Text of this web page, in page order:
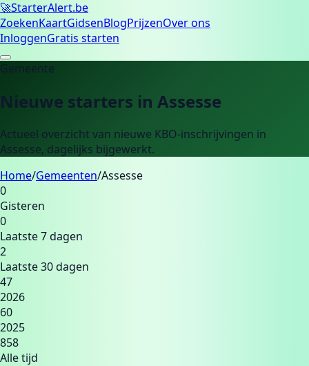
🚀StarterAlert.be
ZoekenKaartGidsenBlogPrijzenOver ons
InloggenGratis starten
Gemeente
Nieuwe starters in Assesse
Actueel overzicht van nieuwe KBO-inschrijvingen in
Assesse, dagelijks bijgewerkt.
Home/Gemeenten/Assesse
0
Gisteren
0
Laatste 7 dagen
2
Laatste 30 dagen
47
2026
60
2025
858
Alle tijd